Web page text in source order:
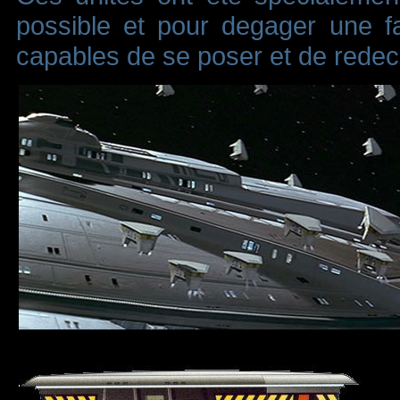
possible et pour degager une
capables de se poser et de